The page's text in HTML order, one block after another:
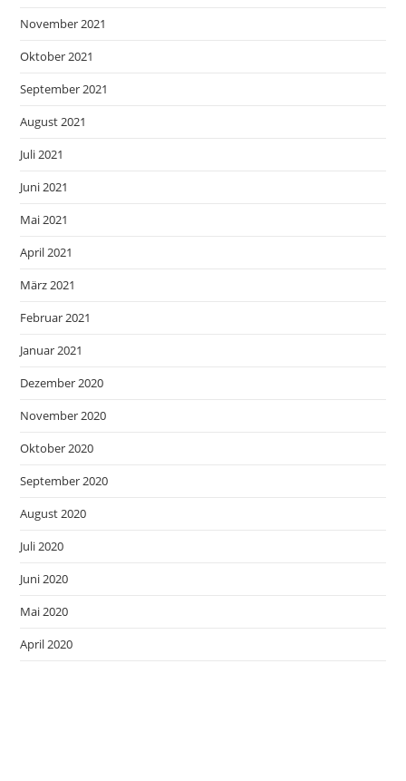
November 2021
Oktober 2021
September 2021
August 2021
Juli 2021
Juni 2021
Mai 2021
April 2021
März 2021
Februar 2021
Januar 2021
Dezember 2020
November 2020
Oktober 2020
September 2020
August 2020
Juli 2020
Juni 2020
Mai 2020
April 2020